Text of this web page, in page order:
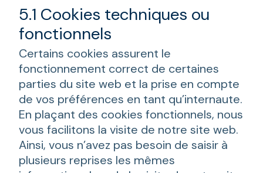
5.1 Cookies techniques ou
fonctionnels
Certains cookies assurent le
fonctionnement correct de certaines
parties du site web et la prise en compte
de vos préférences en tant qu’internaute.
En plaçant des cookies fonctionnels, nous
vous facilitons la visite de notre site web.
Ainsi, vous n’avez pas besoin de saisir à
plusieurs reprises les mêmes